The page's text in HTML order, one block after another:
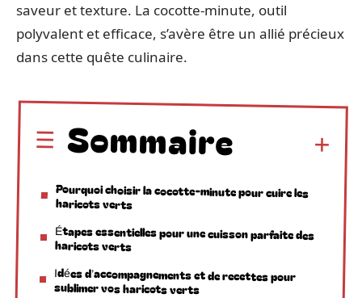
saveur et texture. La cocotte-minute, outil
polyvalent et efficace, s’avère être un allié précieux
dans cette quête culinaire.
Sommaire
Pourquoi choisir la cocotte-minute pour cuire les
haricots verts
Étapes essentielles pour une cuisson parfaite des
haricots verts
Idées d’accompagnements et de recettes pour
sublimer vos haricots verts